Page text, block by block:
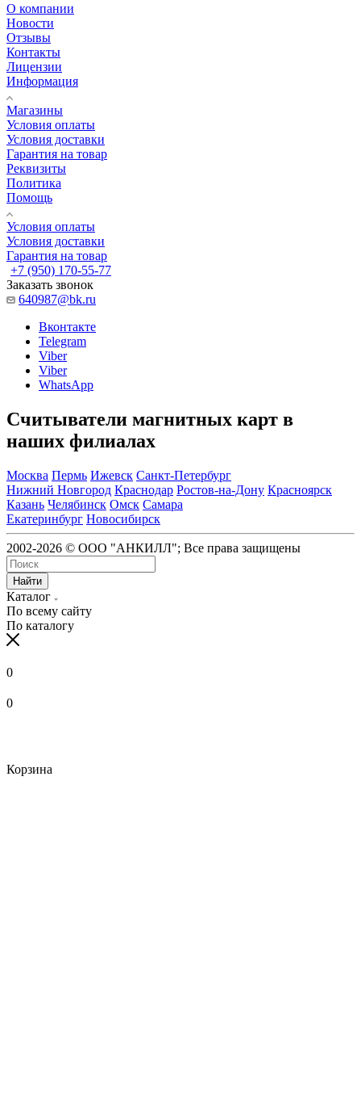
О компании
Новости
Отзывы
Контакты
Лицензии
Информация
Магазины
Условия оплаты
Условия доставки
Гарантия на товар
Реквизиты
Политика
Помощь
Условия оплаты
Условия доставки
Гарантия на товар
+7 (950) 170-55-77
Заказать звонок
640987@bk.ru
Вконтакте
Telegram
Viber
Viber
WhatsApp
Считыватели магнитных карт в
наших филиалах
Москва Пермь Ижевск Санкт-Петербург
Нижний Новгород Краснодар Ростов-на-Дону Красноярск
Казань Челябинск Омск Самара
Екатеринбург Новосибирск
2002-2026 © ООО "АНКИЛЛ"; Все права защищены
Найти
Каталог
По всему сайту
По каталогу
0
0
Корзина